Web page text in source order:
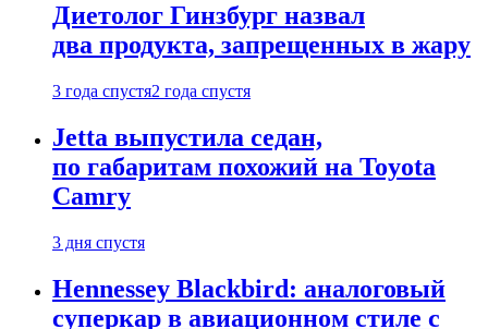
Диетолог Гинзбург назвал
два продукта, запрещенных в жару
3 года спустя2 года спустя
Jetta выпустила седан,
по габаритам похожий на Toyota
Camry
3 дня спустя
Hennessey Blackbird: аналоговый
суперкар в авиационном стиле с